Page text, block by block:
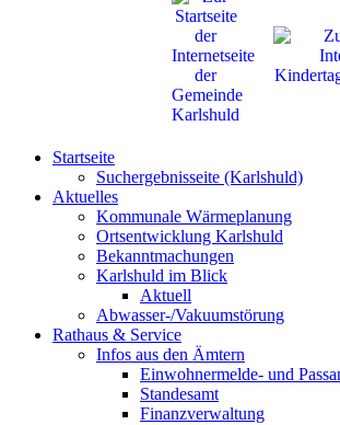
Startseite
Suchergebnisseite (Karlshuld)
Aktuelles
Kommunale Wärmeplanung
Ortsentwicklung Karlshuld
Bekanntmachungen
Karlshuld im Blick
Aktuell
Abwasser-/Vakuumstörung
Rathaus & Service
Infos aus den Ämtern
Einwohnermelde- und
Standesamt
Finanzverwaltung